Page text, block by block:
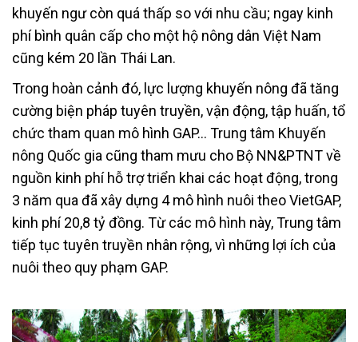
khuyến ngư còn quá thấp so với nhu cầu; ngay kinh
phí bình quân cấp cho một hộ nông dân Việt Nam
cũng kém 20 lần Thái Lan.
Trong hoàn cảnh đó, lực lượng khuyến nông đã tăng
cường biện pháp tuyên truyền, vận động, tập huấn, tổ
chức tham quan mô hình GAP… Trung tâm Khuyến
nông Quốc gia cũng tham mưu cho Bộ NN&PTNT về
nguồn kinh phí hỗ trợ triển khai các hoạt động, trong
3 năm qua đã xây dựng 4 mô hình nuôi theo VietGAP,
kinh phí 20,8 tỷ đồng. Từ các mô hình này, Trung tâm
tiếp tục tuyên truyền nhân rộng, vì những lợi ích của
nuôi theo quy phạm GAP.